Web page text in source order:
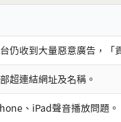
仍收到大量惡意廣告，「
超連結網址及名稱。
、iPad聲音播放問題。